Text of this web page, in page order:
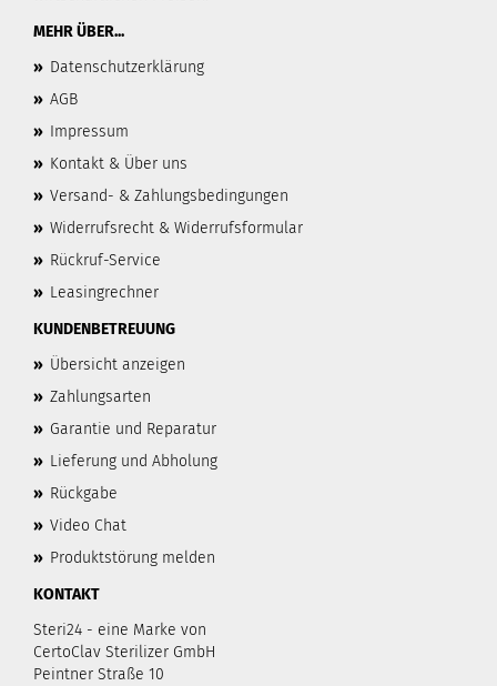
MEHR ÜBER...
» Datenschutzerklärung
» AGB
» Impressum
» Kontakt & Über uns
» Versand- & Zahlungsbedingungen
» Widerrufsrecht & Widerrufsformular
» Rückruf-Service
» Leasingrechner
KUNDENBETREUUNG
» Übersicht anzeigen
» Zahlungsarten
» Garantie und Reparatur
» Lieferung und Abholung
» Rückgabe
» Video Chat
» Produktstörung melden
KONTAKT
Steri24 - eine Marke von
CertoClav Sterilizer GmbH
Peintner Straße 10